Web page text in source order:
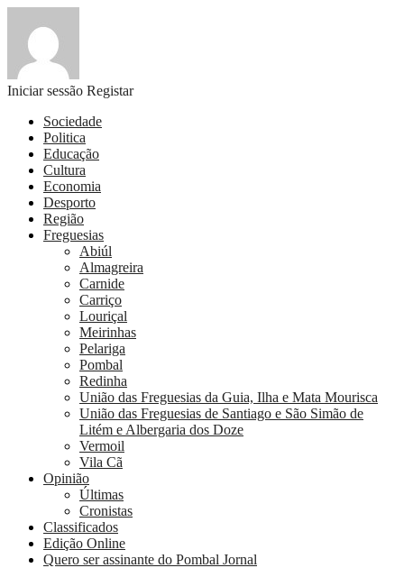
Iniciar sessão Registar
Sociedade
Politica
Educação
Cultura
Economia
Desporto
Região
Freguesias
Abiúl
Almagreira
Carnide
Carriço
Louriçal
Meirinhas
Pelariga
Pombal
Redinha
União das Freguesias da Guia, Ilha e Mata Mourisca
União das Freguesias de Santiago e São Simão de
Litém e Albergaria dos Doze
Vermoil
Vila Cã
Opinião
Últimas
Cronistas
Classificados
Edição Online
Quero ser assinante do Pombal Jornal